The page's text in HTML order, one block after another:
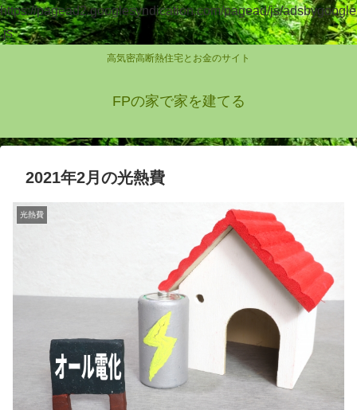
https://pagead2.googlesyndication.com/pagead/js/adsbygoogle
.js
高気密高断熱住宅とお金のサイト
FPの家で家を建てる
2021年2月の光熱費
光熱費